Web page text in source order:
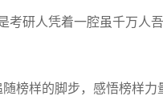
研人凭着一腔虽千万人
榜样的脚步，感悟榜样